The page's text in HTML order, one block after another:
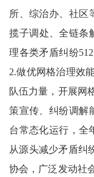
所、综治办、社区
揽子调处、全链条
理各类矛盾纠纷
2.做优网格治理效
队伍力量，开展网
策宣传、纠纷调解
台常态化运行，全
从源头减少矛盾纠
协会，广泛发动社